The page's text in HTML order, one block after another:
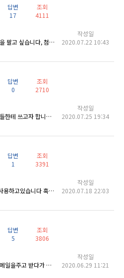
답변
17
조회
4111
카페24 디자인뱅크에서 처럼 디자인을 팔고 싶습니다, 첨부파일처럼 하려면 어떻게 해야 하나요? 전 코스모스팜회원관리 무제한 라이센스를 구입했습니다. https://imgur.com/PQlpYjP
작성일
2020.07.22 10:43
답변
0
조회
2710
안녕하세요 저는 악플을 쓰는 악플러들한테 쓰고자 합니다 저는 한 팬으로서 속상하고 답답하고 화났는데 악플을 받은 사람은 사람이고 상처도 받고 울기도 했을것 같습니다 사람마다 싫은 사람있고 취향이 있어서 무시는 안 하지만 보기 싫으면 보지말고 트집잡고 루머쓰지 않았으면 합니다 제 글 비판하셔도 상관없어요
작성일
2020.07.25 19:34
답변
1
조회
3391
코스모스팜의 여러 프로그램들을 잘사용하고있습니다 혹시 코스모스팜의 제품들 중에서 크라우드 펀딩 사이트를 제작할 수 있는 제품이 있을까요?
작성일
2020.07.18 22:03
답변
5
조회
3806
테마문제로 테마를 구입한 회사와 이메일을주고 받다가 오류는 해결을 했는데.... 대시보드가 한글이던 것이 영문으로 바뀌었습니다. 테마 만든 회사에도 연락을 했는데 해결이 안되네요.ㅠㅠ 워드프레스의 대시보드를 한글로 바꿀 수는 없는건가요?
작성일
2020.06.29 11:21